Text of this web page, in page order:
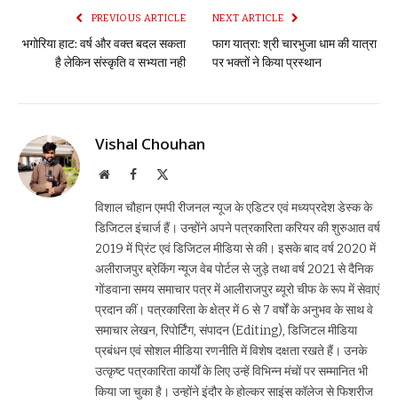
PREVIOUS ARTICLE
भगोरिया हाट: वर्ष और वक्त बदल सकता
है लेकिन संस्कृति व सभ्यता नही
NEXT ARTICLE
फाग यात्रा: श्री चारभुजा धाम की यात्रा
पर भक्तों ने किया प्रस्थान
Vishal Chouhan
WebsiteFacebook
विशाल चौहान एमपी रीजनल न्यूज के एडिटर एवं मध्यप्रदेश डेस्क के
डिजिटल इंचार्ज हैं। उन्होंने अपने पत्रकारिता करियर की शुरुआत वर्ष
2019 में प्रिंट एवं डिजिटल मीडिया से की। इसके बाद वर्ष 2020 में
अलीराजपुर ब्रेकिंग न्यूज वेब पोर्टल से जुड़े तथा वर्ष 2021 से दैनिक
गोंडवाना समय समाचार पत्र में आलीराजपुर ब्यूरो चीफ के रूप में सेवाएं
प्रदान कीं। पत्रकारिता के क्षेत्र में 6 से 7 वर्षों के अनुभव के साथ वे
समाचार लेखन, रिपोर्टिंग, संपादन (Editing), डिजिटल मीडिया
प्रबंधन एवं सोशल मीडिया रणनीति में विशेष दक्षता रखते हैं। उनके
उत्कृष्ट पत्रकारिता कार्यों के लिए उन्हें विभिन्न मंचों पर सम्मानित भी
किया जा चुका है। उन्होंने इंदौर के होल्कर साइंस कॉलेज से फिशरीज